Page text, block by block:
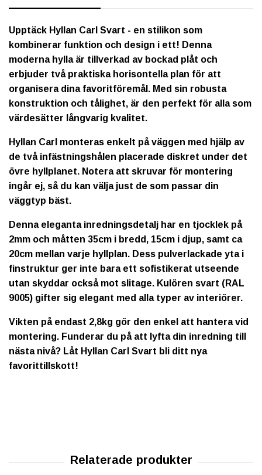
Upptäck Hyllan Carl Svart - en stilikon som
kombinerar funktion och design i ett! Denna
moderna hylla är tillverkad av bockad plåt och
erbjuder två praktiska horisontella plan för att
organisera dina favoritföremål. Med sin robusta
konstruktion och tålighet, är den perfekt för alla som
värdesätter långvarig kvalitet.
Hyllan Carl monteras enkelt på väggen med hjälp av
de två infästningshålen placerade diskret under det
övre hyllplanet. Notera att skruvar för montering
ingår ej, så du kan välja just de som passar din
väggtyp bäst.
Denna eleganta inredningsdetalj har en tjocklek på
2mm och måtten 35cm i bredd, 15cm i djup, samt ca
20cm mellan varje hyllplan. Dess pulverlackade yta i
finstruktur ger inte bara ett sofistikerat utseende
utan skyddar också mot slitage. Kulören svart (RAL
9005) gifter sig elegant med alla typer av interiörer.
Vikten på endast 2,8kg gör den enkel att hantera vid
montering. Funderar du på att lyfta din inredning till
nästa nivå? Låt Hyllan Carl Svart bli ditt nya
favorittillskott!